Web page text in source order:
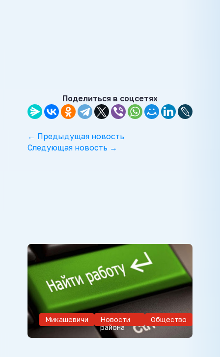
Поделиться в соцсетях
← Предыдущая новость
Следующая новость →
Микашевичи
Новости
района
Общество